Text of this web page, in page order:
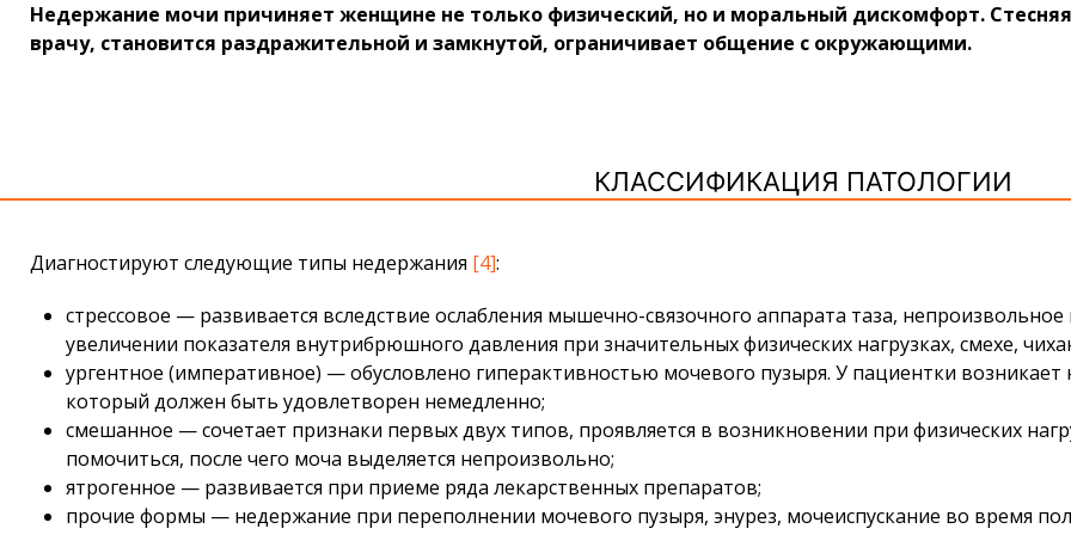
Недержание мочи причиняет женщине не только физический, но и моральный дискомфорт.
врачу, становится раздражительной и замкнутой, ограничивает общение с окружающими.
КЛАССИФИКАЦИЯ ПАТОЛОГИИ
Диагностируют следующие типы недержания [4]:
стрессовое — развивается вследствие ослабления мышечно-связочного аппарата таза,
увеличении показателя внутрибрюшного давления при значительных физических нагрузках, смехе,
ургентное (императивное) — обусловлено гиперактивностью мочевого пузыря. У пациентки
который должен быть удовлетворен немедленно;
смешанное — сочетает признаки первых двух типов, проявляется в возникновении при физических
помочиться, после чего моча выделяется непроизвольно;
ятрогенное — развивается при приеме ряда лекарственных препаратов;
прочие формы — недержание при переполнении мочевого пузыря, энурез, мочеиспускание во время